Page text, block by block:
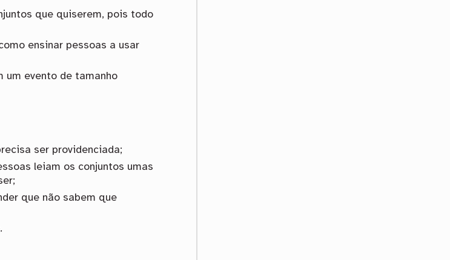
que quiserem, pois todo
ensinar pessoas a usar
um evento de tamanho
ser providenciada;
leiam os conjuntos umas
que não sabem que